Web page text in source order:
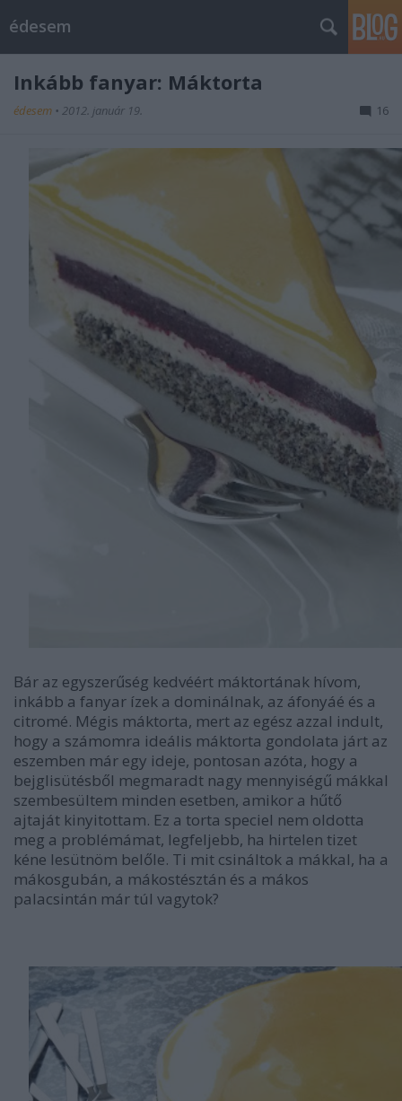
édesem
Inkább fanyar: Máktorta
édesem • 2012. január 19. 16
Bár az egyszerűség kedvéért máktortának hívom,
inkább a fanyar ízek a dominálnak, az áfonyáé és a
citromé. Mégis máktorta, mert az egész azzal indult,
hogy a számomra ideális máktorta gondolata járt az
eszemben már egy ideje, pontosan azóta, hogy a
bejglisütésből megmaradt nagy mennyiségű mákkal
szembesültem minden esetben, amikor a hűtő
ajtaját kinyitottam. Ez a torta speciel nem oldotta
meg a problémámat, legfeljebb, ha hirtelen tizet
kéne lesütnöm belőle. Ti mit csináltok a mákkal, ha a
mákosgubán, a mákostésztán és a mákos
palacsintán már túl vagytok?